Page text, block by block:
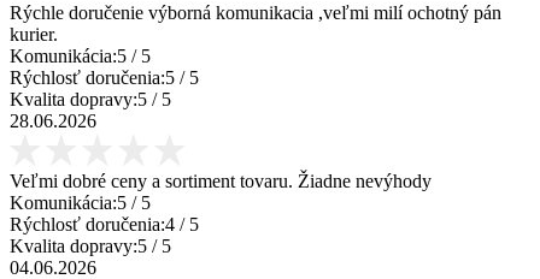
Rýchle doručenie výborná komunikacia ,veľmi milí ochotný pán
kurier.
Komunikácia:5 / 5
Rýchlosť doručenia:5 / 5
Kvalita dopravy:5 / 5
28.06.2026
Veľmi dobré ceny a sortiment tovaru. Žiadne nevýhody
Komunikácia:5 / 5
Rýchlosť doručenia:4 / 5
Kvalita dopravy:5 / 5
04.06.2026